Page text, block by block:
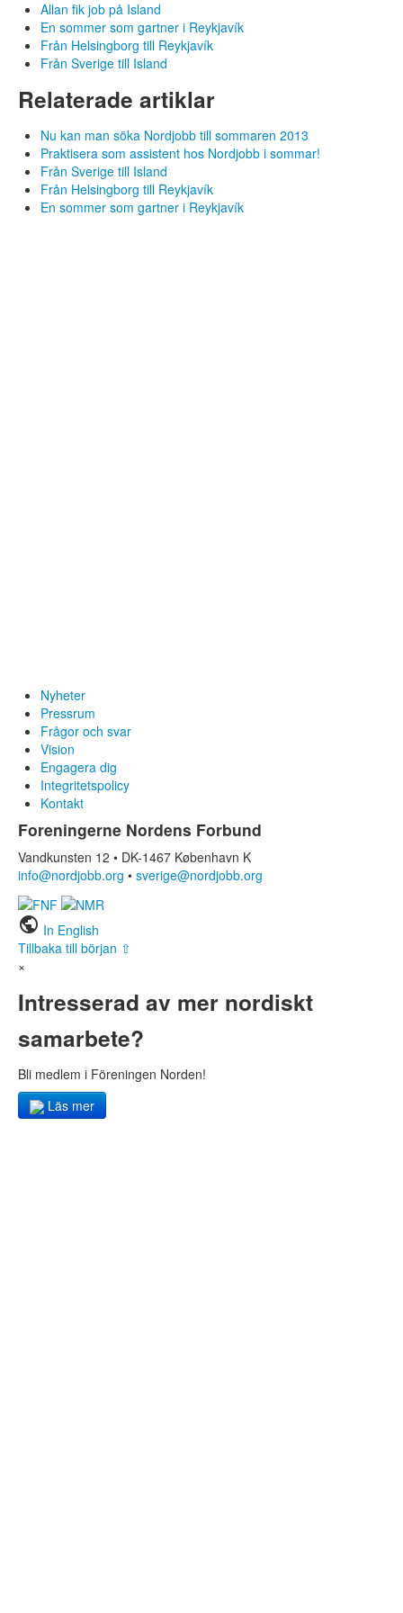
Allan fik job på Island
En sommer som gartner i Reykjavík
Från Helsingborg till Reykjavík
Från Sverige till Island
Relaterade artiklar
Nu kan man söka Nordjobb till sommaren 2013
Praktisera som assistent hos Nordjobb i sommar!
Från Sverige till Island
Från Helsingborg till Reykjavík
En sommer som gartner i Reykjavík
Nyheter
Pressrum
Frågor och svar
Vision
Engagera dig
Integritetspolicy
Kontakt
Foreningerne Nordens Forbund
Vandkunsten 12 • DK-1467 København K
info@nordjobb.org • sverige@nordjobb.org
public In English
Tillbaka till början ⇧
×
Intresserad av mer nordiskt
samarbete?
Bli medlem i Föreningen Norden!
Läs mer